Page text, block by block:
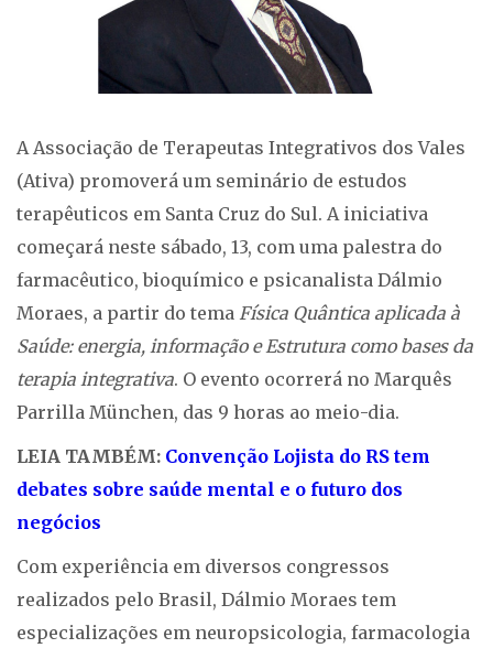
A Associação de Terapeutas Integrativos dos Vales
(Ativa) promoverá um seminário de estudos
terapêuticos em Santa Cruz do Sul. A iniciativa
começará neste sábado, 13, com uma palestra do
farmacêutico, bioquímico e psicanalista Dálmio
Moraes, a partir do tema Física Quântica aplicada à
Saúde: energia, informação e Estrutura como bases da
terapia integrativa. O evento ocorrerá no Marquês
Parrilla München, das 9 horas ao meio-dia.
LEIA TAMBÉM: Convenção Lojista do RS tem
debates sobre saúde mental e o futuro dos
negócios
Com experiência em diversos congressos
realizados pelo Brasil, Dálmio Moraes tem
especializações em neuropsicologia, farmacologia